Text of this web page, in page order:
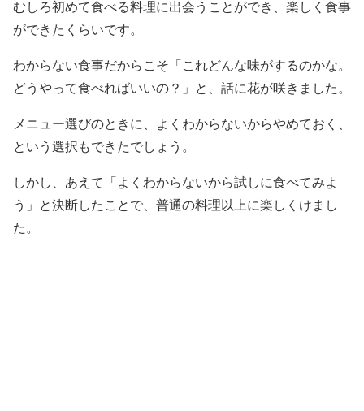
むしろ初めて食べる料理に出会うことができ、楽しく食事
ができたくらいです。
わからない食事だからこそ「これどんな味がするのかな。
どうやって食べればいいの？」と、話に花が咲きました。
メニュー選びのときに、よくわからないからやめておく、
という選択もできたでしょう。
しかし、あえて「よくわからないから試しに食べてみよ
う」と決断したことで、普通の料理以上に楽しくけまし
た。